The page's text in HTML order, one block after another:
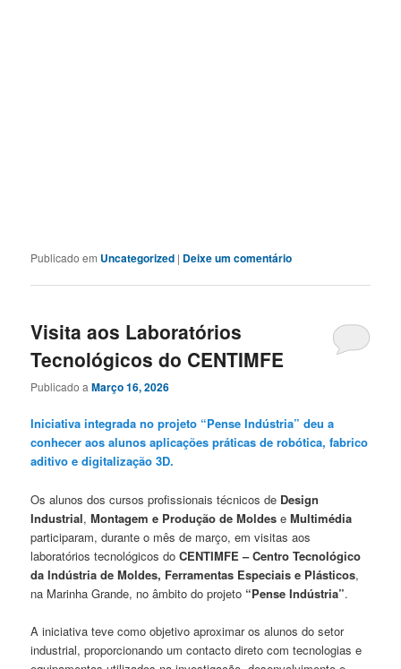
Publicado em Uncategorized | Deixe um comentário
Visita aos Laboratórios
Tecnológicos do CENTIMFE
Publicado aMarço 16, 2026
Iniciativa integrada no projeto “Pense Indústria” deu a
conhecer aos alunos aplicações práticas de robótica, fabrico
aditivo e digitalização 3D.
Os alunos dos cursos profissionais técnicos de Design
Industrial,Montagem e Produção de Moldes eMultimédia
participaram, durante o mês de março, em visitas aos
laboratórios tecnológicos doCENTIMFE – Centro Tecnológico
da Indústria de Moldes, Ferramentas Especiais e Plásticos,
na Marinha Grande, no âmbito do projeto “Pense Indústria”.
A iniciativa teve como objetivo aproximar os alunos do setor
industrial, proporcionando um contacto direto com tecnologias e